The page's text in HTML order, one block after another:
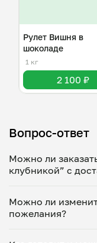
Рулет Вишня в
шоколаде
1 кг
2 100 ₽
Вопрос-ответ
Можно ли
клубникой” с
Укажите удобное
домашнее блюдо
минут. Статус
Можно ли
пожелания?